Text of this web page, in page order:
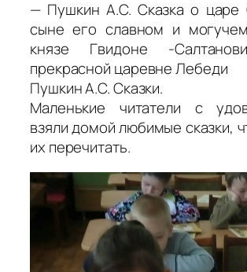
— Пушкин А.С. Сказка о царе
сыне его славном и
князе Гвидоне -
прекрасной царевне Лебеди
Пушкин А.С. Сказки.
Маленькие читатели с
взяли домой любимые сказки,
их перечитать.